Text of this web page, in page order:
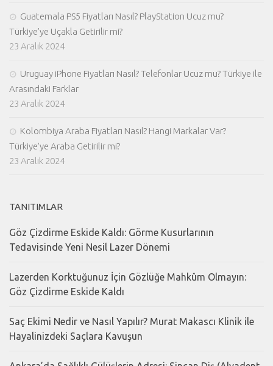
Guatemala PS5 Fiyatları Nasıl? PlayStation Ucuz mu?
Türkiye’ye Uçakla Getirilir mi?
23 Aralık 2024
Uruguay iPhone Fiyatları Nasıl? Telefonlar Ucuz mu? Türkiye ile
Arasındaki Farklar
23 Aralık 2024
Kolombiya Araba Fiyatları Nasıl? Hangi Markalar Var?
Türkiye’ye Araba Getirilir mi?
23 Aralık 2024
TANITIMLAR
Göz Çizdirme Eskide Kaldı: Görme Kusurlarının
Tedavisinde Yeni Nesil Lazer Dönemi
Lazerden Korktuğunuz İçin Gözlüğe Mahkûm Olmayın:
Göz Çizdirme Eskide Kaldı
Saç Ekimi Nedir ve Nasıl Yapılır? Murat Makascı Klinik ile
Hayalinizdeki Saçlara Kavuşun